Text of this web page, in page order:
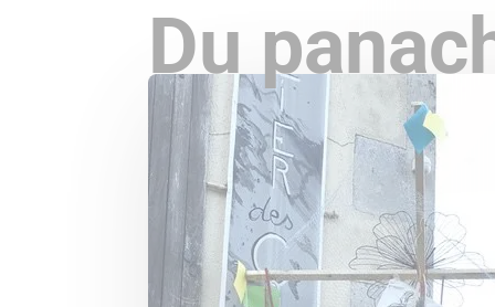
Du